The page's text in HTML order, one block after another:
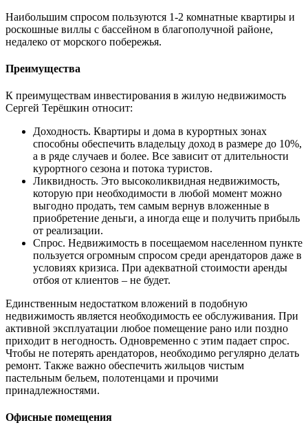
Наибольшим спросом пользуются 1-2 комнатные квартиры и
роскошные виллы с бассейном в благополучной районе,
недалеко от морского побережья.
Преимущества
К преимуществам инвестирования в жилую недвижимость
Сергей Терёшкин относит:
Доходность. Квартиры и дома в курортных зонах
способны обеспечить владельцу доход в размере до 10%,
а в ряде случаев и более. Все зависит от длительности
курортного сезона и потока туристов.
Ликвидность. Это высоколиквидная недвижимость,
которую при необходимости в любой момент можно
выгодно продать, тем самым вернув вложенные в
приобретение деньги, а иногда еще и получить прибыль
от реализации.
Спрос. Недвижимость в посещаемом населенном пункте
пользуется огромным спросом среди арендаторов даже в
условиях кризиса. При адекватной стоимости аренды
отбоя от клиентов – не будет.
Единственным недостатком вложений в подобную
недвижимость является необходимость ее обслуживания. При
активной эксплуатации любое помещение рано или поздно
приходит в негодность. Одновременно с этим падает спрос.
Чтобы не потерять арендаторов, необходимо регулярно делать
ремонт. Также важно обеспечить жильцов чистым
пастельным бельем, полотенцами и прочими
принадлежностями.
Офисные помещения